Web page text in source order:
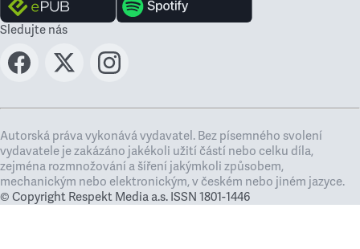
Sledujte nás
Autorská práva vykonává vydavatel. Bez písemného svolení
vydavatele je zakázáno jakékoli užití částí nebo celku díla,
zejména rozmnožování a šíření jakýmkoli způsobem,
mechanickým nebo elektronickým, v českém nebo jiném jazyce.
© Copyright Respekt Media a.s. ISSN 1801-1446